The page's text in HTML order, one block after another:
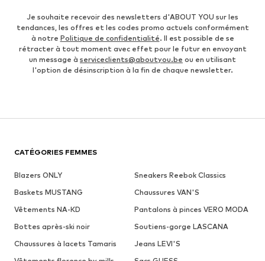
Je souhaite recevoir des newsletters d'ABOUT YOU sur les
tendances, les offres et les codes promo actuels conformément
à notre Politique de confidentialité. Il est possible de se
rétracter à tout moment avec effet pour le futur en envoyant
un message à serviceclients@aboutyou.be ou en utilisant
l'option de désinscription à la fin de chaque newsletter.
CATÉGORIES FEMMES
Blazers ONLY
Sneakers Reebok Classics
Baskets MUSTANG
Chaussures VAN'S
Vêtements NA-KD
Pantalons à pinces VERO MODA
Bottes après-ski noir
Soutiens-gorge LASCANA
Chaussures à lacets Tamaris
Jeans LEVI'S